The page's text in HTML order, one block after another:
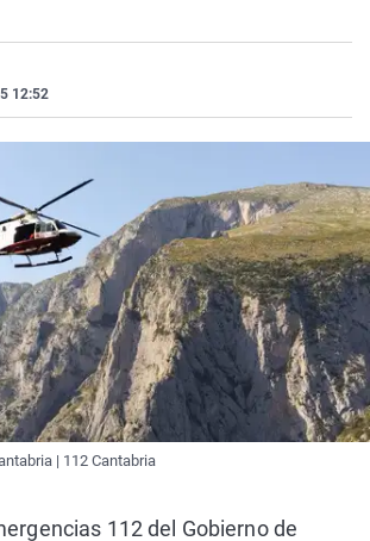
Operación Viuda
Navarra
País Vasco
12:52
| 112 Cantabria
112 del Gobierno de